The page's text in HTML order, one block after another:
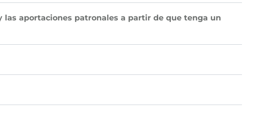
las aportaciones patronales a partir de que tenga un